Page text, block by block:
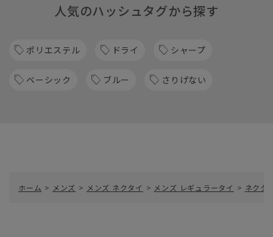
人気のハッシュタグから探す
ポリエステル ドライ シャープ
ベーシック ブルー さりげない
ホーム > メンズ > メンズ ネクタイ > メンズ レギュラータイ > ネクタ